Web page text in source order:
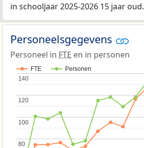
in schooljaar 2025-2026 15 jaar oud.
Personeelsgegevens
Personeel in FTE en in personen
FTE Personen
80
80
100
100
120
120
140
140